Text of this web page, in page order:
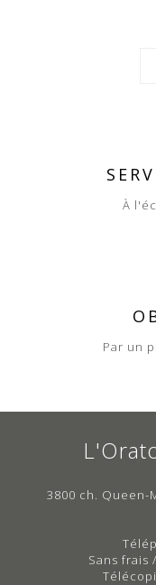
À
Par un
3800 ch. Queen-
Sans frais